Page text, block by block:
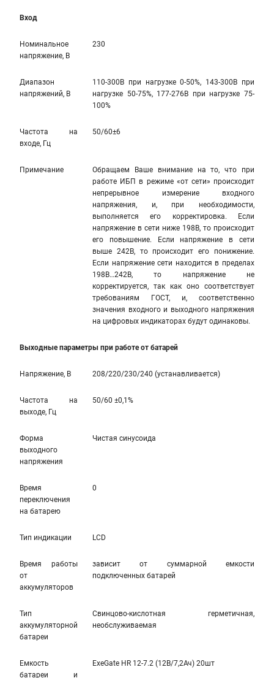
Вход
Номинальное
напряжение, В
230
Диапазон
напряжений, В
110-300В при нагрузке 0-50%, 143-300В при
нагрузке 50-75%, 177-276В при нагрузке 75-
100%
Частота на
входе, Гц
50/60±6
Примечание
Обращаем Ваше внимание на то, что при
работе ИБП в режиме «от сети» происходит
непрерывное измерение входного
напряжения, и, при необходимости,
выполняется его корректировка. Если
напряжение в сети ниже 198В, то происходит
его повышение. Если напряжение в сети
выше 242В, то происходит его понижение.
Если напряжение сети находится в пределах
198В…242В, то напряжение не
корректируется, так как оно соответствует
требованиям ГОСТ, и, соответственно
значения входного и выходного напряжения
на цифровых индикаторах будут одинаковы.
Выходные параметры при работе от батарей
Напряжение, В 208/220/230/240 (устанавливается)
Частота на
выходе, Гц
50/60 ±0,1%
Форма
выходного
напряжения
Чистая синусоида
Время
переключения
на батарею
0
Тип индикации LCD
Время работы
от
аккумуляторов
зависит от суммарной емкости
подключенных батарей
Тип
аккумуляторной
батареи
Свинцово-кислотная герметичная,
необслуживаемая
Емкость
батареи и
ExeGate HR 12-7.2 (12В/7,2Ач) 20шт